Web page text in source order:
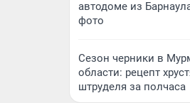
автодоме из
фото
Сезон черники в
области: рецепт
штруделя за полчаса